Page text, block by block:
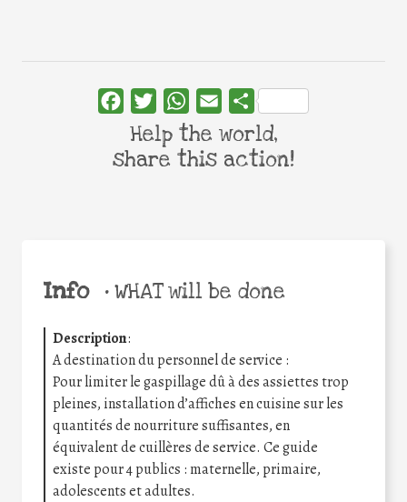
Info •WHAT will be done
Description:
A destination du personnel de service :
Pour limiter le gaspillage dû à des assiettes trop
pleines, installation d’affiches en cuisine sur les
quantités de nourriture suffisantes, en
équivalent de cuillères de service. Ce guide
existe pour 4 publics : maternelle, primaire,
adolescents et adultes.
FacebookTwitterWhatsApp
Email Share
Help the world,
share this action!